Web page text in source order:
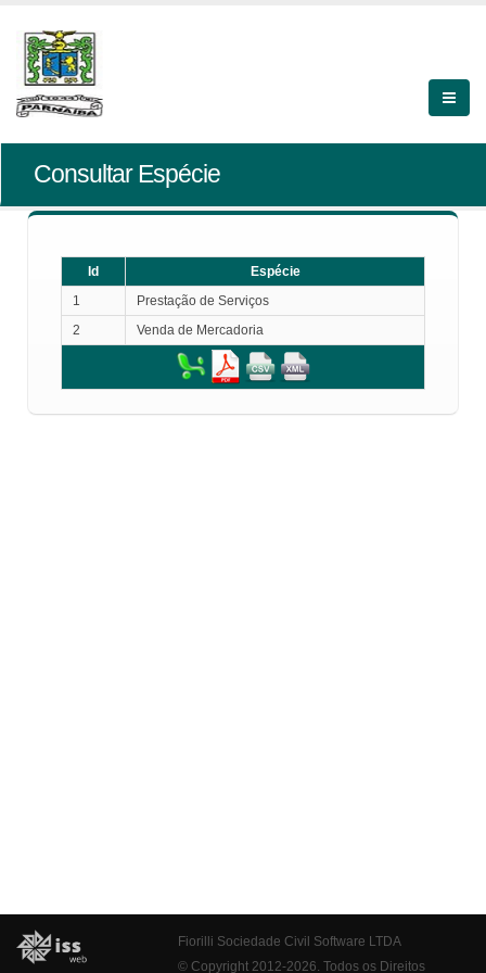
Consultar Espécie
Id
Espécie
1
Prestação de Serviços
2
Venda de Mercadoria
Fiorilli Sociedade Civil Software LTDA
© Copyright 2012-2026. Todos os Direitos